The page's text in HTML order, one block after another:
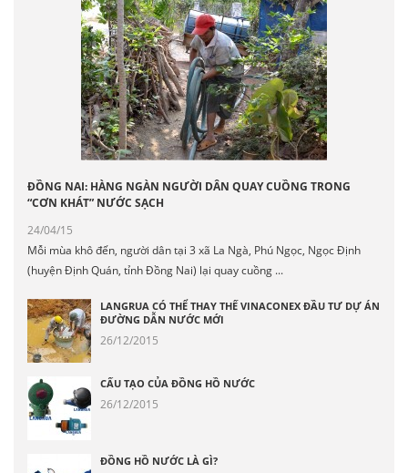
ĐỒNG NAI: HÀNG NGÀN NGƯỜI DÂN QUAY CUỒNG TRONG
“CƠN KHÁT” NƯỚC SẠCH
24/04/15
Mỗi mùa khô đến, người dân tại 3 xã La Ngà, Phú Ngọc, Ngọc Định
(huyện Định Quán, tỉnh Đồng Nai) lại quay cuồng ...
LANGRUA CÓ THỂ THAY THẾ VINACONEX ĐẦU TƯ DỰ ÁN
ĐƯỜNG DẪN NƯỚC MỚI
26/12/2015
CẤU TẠO CỦA ĐỒNG HỒ NƯỚC
26/12/2015
ĐỒNG HỒ NƯỚC LÀ GÌ?